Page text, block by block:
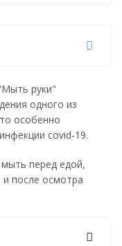
руки"
одного из
особенно
covid-19.
перед едой,
после осмотра